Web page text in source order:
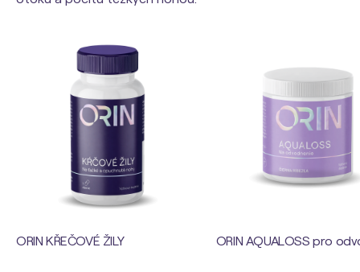
ORIN KŘEČOVÉ ŽILY ORIN AQUALOSS pro